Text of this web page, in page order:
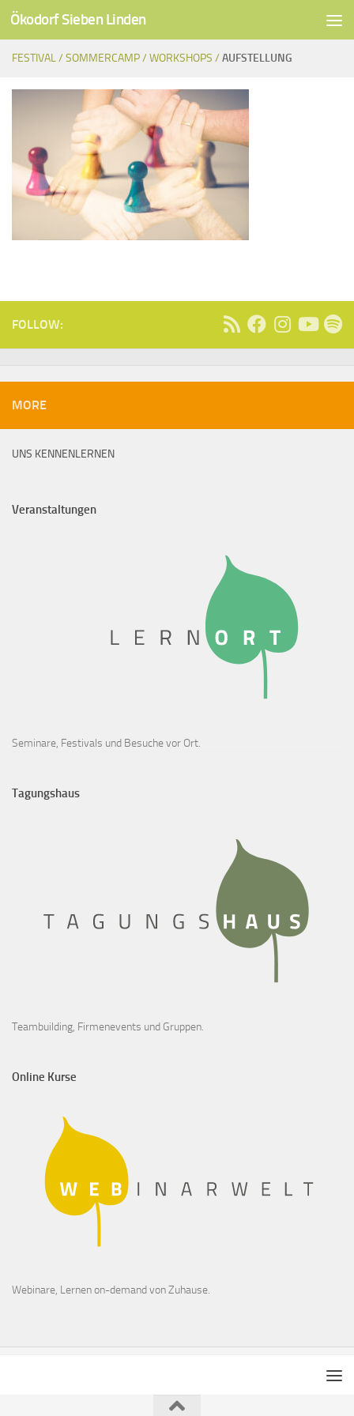
Unter dem Inhalt
Ökodorf Sieben Linden
FESTIVAL /SOMMERCAMP /WORKSHOPS /AUFSTELLUNG
FOLLOW:
MORE
UNS KENNENLERNEN
Veranstaltungen
Seminare, Festivals und Besuche vor Ort.
Tagungshaus
Teambuilding, Firmenevents und Gruppen.
Online Kurse
Webinare, Lernen on-demand von Zuhause.